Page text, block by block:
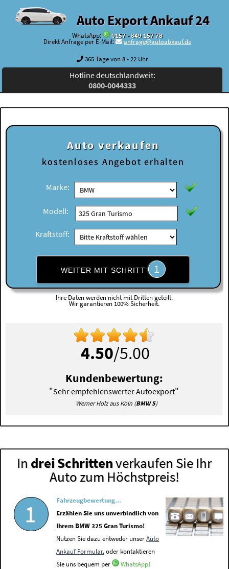
Auto Export Ankauf 24
WhatsApp:
0157 - 849 157 78
Direkt Anfrage per E-Mail:
anfrage@autoabkauf.de
365 Tage von 8 - 22 Uhr
Hotline deutschlandweit:
0800-0044333
Auto verkaufen
kostenloses Angebot erhalten
Marke:
Modell:
Kraftstoff:
WEITER MIT SCHRITT 1
Ihre Daten werden nicht mit Dritten geteilt.
Wir garantieren 100% Sicherheit.
4.50/5.00
Kundenbewertung:
"Sehr empfehlenswerter Autoexport"
Werner Holz aus Köln (BMW 5)
In drei Schrittenverkaufen Sie Ihr
Auto zum Höchstpreis!
1
Fahrzeugbewertung...
Erzählen Sie uns unverbindlich von
Ihrem BMW 325 Gran Turismo!
Nutzen Sie dazu entweder unserAuto
Ankauf Formular, oder kontaktieren
Sie uns bequem per
WhatsApp!